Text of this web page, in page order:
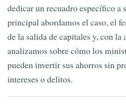
dedicar un recuadro específico a
principal abordamos el caso, el
de la salida de capitales y, con la
analizamos sobre cómo los
pueden invertir sus ahorros sin
intereses o delitos.